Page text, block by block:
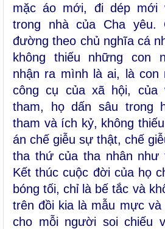
mặc áo mới, đi dép mới
trong nhà của Cha yêu.
đường theo chủ nghĩa cá
không thiếu những con
nhận ra mình là ai, là con
công cụ của xã hội, của
tham, họ dấn sâu trong
tham và ích kỷ, không
án chế giễu sự thật, chế
tha thứ của tha nhân như
Kết thúc cuộc đời của họ
bóng tối, chỉ là bế tắc và
trên đồi kia là mẫu mực và
cho mỗi người soi chiếu